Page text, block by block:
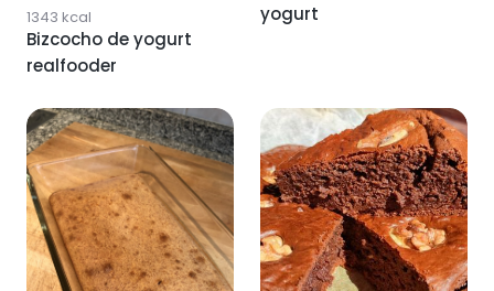
1343 kcal
Bizcocho de yogurt
realfooder
yogurt